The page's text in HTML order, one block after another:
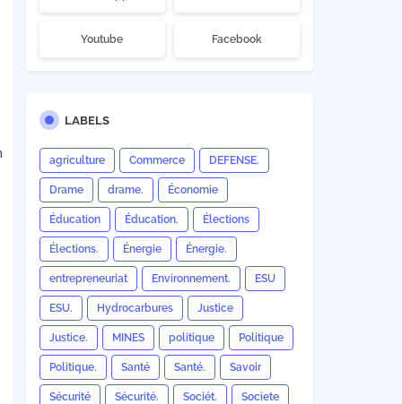
Youtube Facebook
LABELS
agriculture Commerce DEFENSE.
Drame drame. Économie
Éducation Éducation. Élections
Élections. Énergie Énergie.
entrepreneuriat Environnement. ESU
ESU. Hydrocarbures Justice
Justice. MINES politique Politique
Politique. Santé Santé. Savoir
Sécurité Sécurité. Sociét. Societe